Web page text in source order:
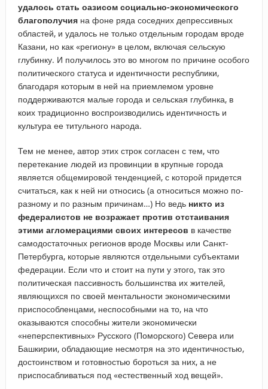
удалось стать оазисом социально-экономического
благополучияна фоне ряда соседних депрессивных
областей, и удалось не только отдельным городам вроде
Казани, но как «региону» в целом, включая сельскую
глубинку. И получилось это во многом по причине особого
политического статуса и идентичности республики,
благодаря которым в ней на приемлемом уровне
поддерживаются малые города и сельская глубинка, в
коих традиционно воспроизводились идентичность и
культура ее титульного народа.
Тем не менее, автор этих строк согласен с тем, что
перетекание людей из провинции в крупные города
является общемировой тенденцией, с которой придется
считаться, как к ней ни относись (а относиться можно по-
разному и по разным причинам…) Но ведь никто из
федералистов не возражает против отстаивания
этими агломерациями своих интересов в качестве
самодостаточных регионов вроде Москвы или Санкт-
Петербурга, которые являются отдельными субъектами
федерации. Если что и стоит на пути у этого, так это
политическая пассивность большинства их жителей,
являющихся по своей ментальности экономическими
приспособленцами, неспособными на то, на что
оказываются способны жители экономически
«неперспективных» Русского (Поморского) Севера или
Башкирии, обладающие несмотря на это идентичностью,
достоинством и готовностью бороться за них, а не
приспосабливаться под «естественный ход вещей».